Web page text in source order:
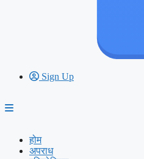
Sign Up
होम
अपराध